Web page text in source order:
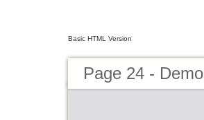
Basic HTML Version
Page 24 - Demo